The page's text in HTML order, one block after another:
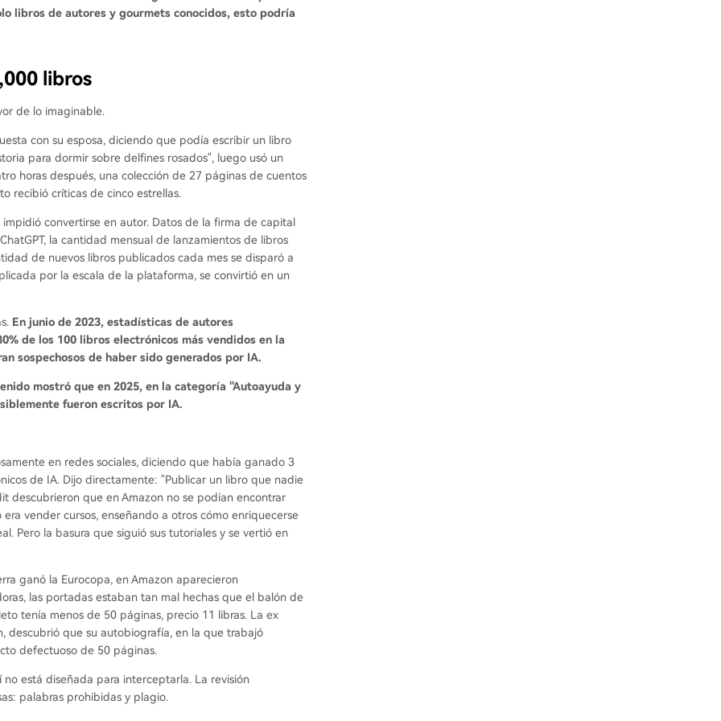
libros de autores y gourmets conocidos, esto podría
libros
de lo imaginable.
con su esposa, diciendo que podía escribir un libro
para dormir sobre delfines rosados", luego usó un
horas después, una colección de 27 páginas de cuentos
recibió críticas de cinco estrellas.
convertirse en autor. Datos de la firma de capital
la cantidad mensual de lanzamientos de libros
de nuevos libros publicados cada mes se disparó a
por la escala de la plataforma, se convirtió en un
En junio de 2023, estadísticas de autores
de los 100 libros electrónicos más vendidos en la
sospechosos de haber sido generados por IA.
mostró que en 2025, en la categoría "Autoayuda y
fueron escritos por IA.
en redes sociales, diciendo que había ganado 3
de IA. Dijo directamente: "Publicar un libro que nadie
descubrieron que en Amazon no se podían encontrar
vender cursos, enseñando a otros cómo enriquecerse
Pero la basura que siguió sus tutoriales y se vertió en
ganó la Eurocopa, en Amazon aparecieron
las portadas estaban tan mal hechas que el balón de
tenía menos de 50 páginas, precio 11 libras. La ex
descubrió que su autobiografía, en la que trabajó
defectuoso de 50 páginas.
está diseñada para interceptarla. La revisión
palabras prohibidas y plagio.